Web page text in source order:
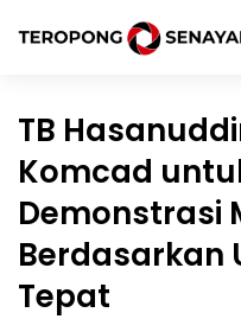
TB
Komcad
Demonstrasi
Berdasarkan
Tepat